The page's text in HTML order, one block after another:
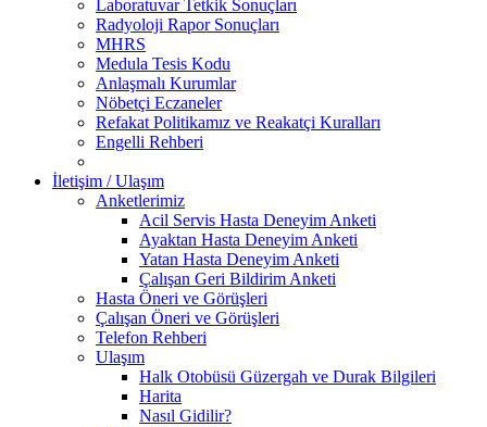
Laboratuvar Tetkik Sonuçları
Radyoloji Rapor Sonuçları
MHRS
Medula Tesis Kodu
Anlaşmalı Kurumlar
Nöbetçi Eczaneler
Refakat Politikamız ve Reakatçi Kuralları
Engelli Rehberi
İletişim / Ulaşım
Anketlerimiz
Acil Servis Hasta Deneyim Anketi
Ayaktan Hasta Deneyim Anketi
Yatan Hasta Deneyim Anketi
Çalışan Geri Bildirim Anketi
Hasta Öneri ve Görüşleri
Çalışan Öneri ve Görüşleri
Telefon Rehberi
Ulaşım
Halk Otobüsü Güzergah ve Durak Bilgileri
Harita
Nasıl Gidilir?